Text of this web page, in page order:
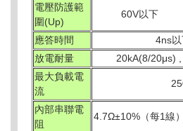
電壓防護範
圍(Up)
60V以下
應答時間
4ns
放電耐量
20kA(8/20μs)
最大負載電
流
內部串聯電
阻
4.7Ω±10%（每1線）